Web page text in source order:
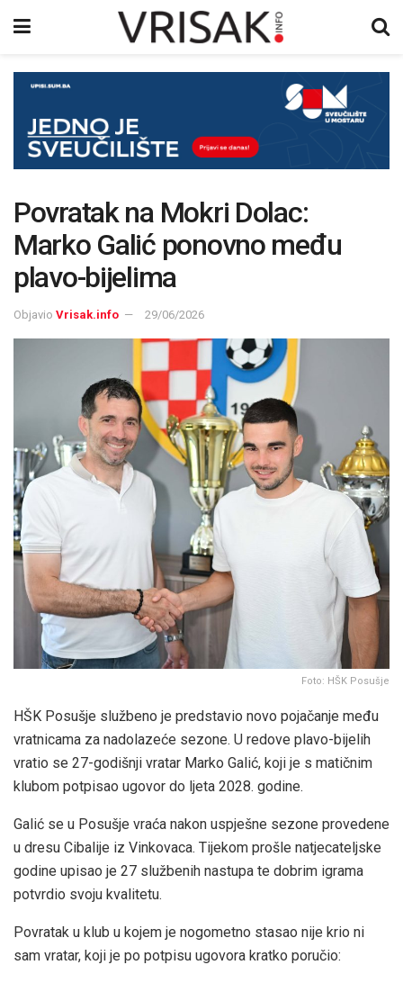
Povratak na Mokri Dolac:
Marko Galić ponovno među
plavo-bijelima
Objavio Vrisak.info 29/06/2026
Foto: HŠK Posušje
HŠK Posušje službeno je predstavio novo pojačanje među
vratnicama za nadolazeće sezone. U redove plavo-bijelih
vratio se 27-godišnji vratar Marko Galić, koji je s matičnim
klubom potpisao ugovor do ljeta 2028. godine.
Galić se u Posušje vraća nakon uspješne sezone provedene
u dresu Cibalije iz Vinkovaca. Tijekom prošle natjecateljske
godine upisao je 27 službenih nastupa te dobrim igrama
potvrdio svoju kvalitetu.
Povratak u klub u kojem je nogometno stasao nije krio ni
sam vratar, koji je po potpisu ugovora kratko poručio: